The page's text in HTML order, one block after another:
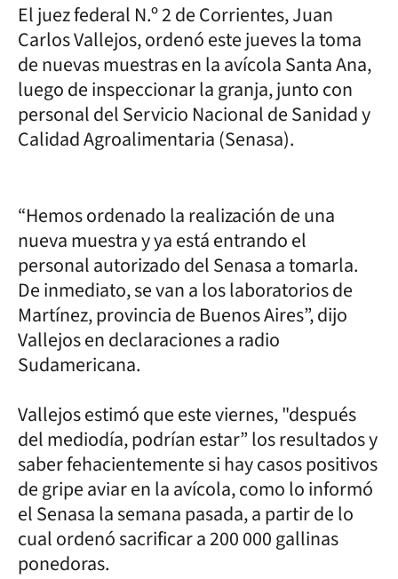
El juez federal N.º 2 de Corrientes, Juan
Carlos Vallejos, ordenó este jueves la toma
de nuevas muestras en la avícola Santa Ana,
luego de inspeccionar la granja, junto con
personal del Servicio Nacional de Sanidad y
Calidad Agroalimentaria (Senasa).
“Hemos ordenado la realización de una
nueva muestra y ya está entrando el
personal autorizado del Senasa a tomarla.
De inmediato, se van a los laboratorios de
Martínez, provincia de Buenos Aires”, dijo
Vallejos en declaraciones a radio
Sudamericana.
Vallejos estimó que este viernes, "después
del mediodía, podrían estar” los resultados y
saber fehacientemente si hay casos positivos
de gripe aviar en la avícola, como lo informó
el Senasa la semana pasada, a partir de lo
cual ordenó sacrificar a 200 000 gallinas
ponedoras.